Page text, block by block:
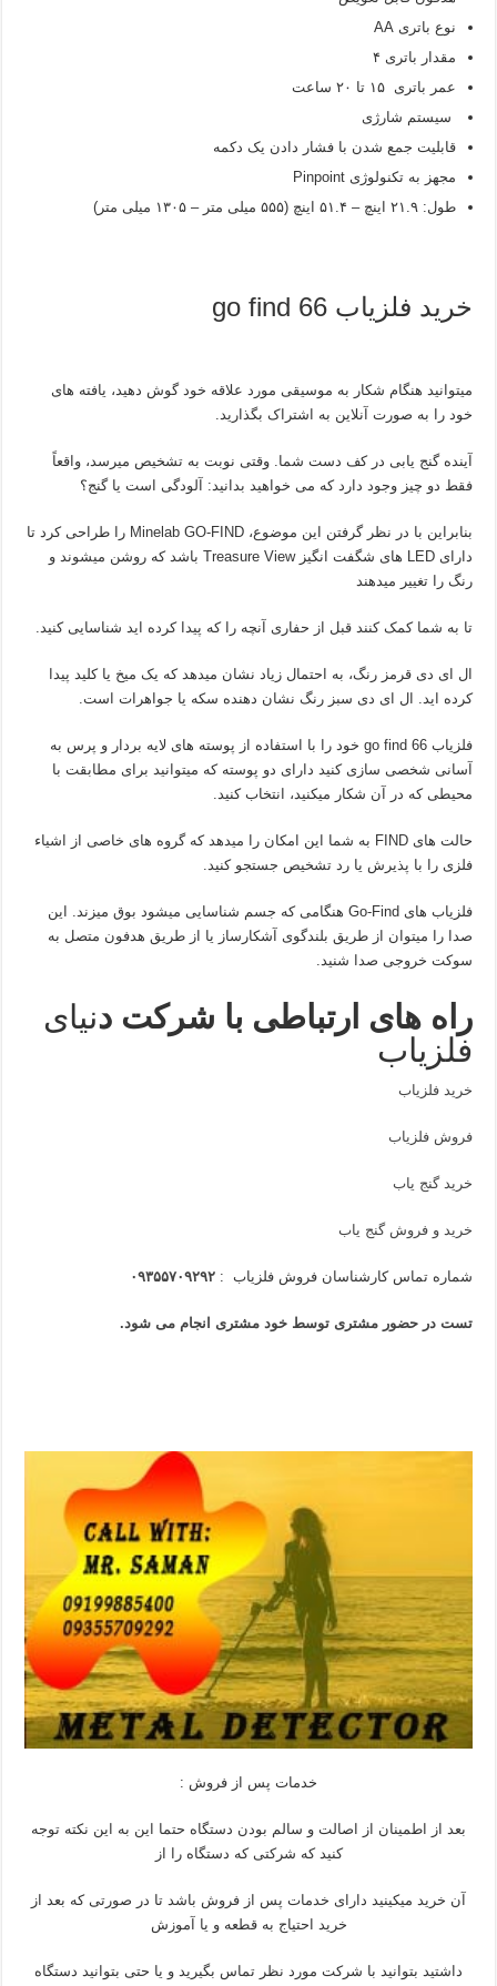
نوع باتری AA
مقدار باتری ۴
عمر باتری ۱۵ تا ۲۰ ساعت
سیستم شارژی
قابلیت جمع شدن با فشار دادن یک دکمه
مجهز به تکنولوژی Pinpoint
طول: ۲۱.۹ اینچ – ۵۱.۴ اینچ (۵۵۵ میلی متر – ۱۳۰۵ میلی متر)
خرید فلزیاب go find 66
میتوانید هنگام شکار به موسیقی مورد علاقه خود گوش دهید، یافته های
خود را به صورت آنلاین به اشتراک بگذارید.
آینده گنج یابی در کف دست شما. وقتی نوبت به تشخیص میرسد، واقعاً
فقط دو چیز وجود دارد که می خواهید بدانید: آلودگی است یا گنج؟
بنابراین با در نظر گرفتن این موضوع، Minelab GO-FIND را طراحی کرد تا
دارای LED های شگفت انگیز Treasure View باشد که روشن میشوند و
رنگ را تغییر میدهند
تا به شما کمک کنند قبل از حفاری آنچه را که پیدا کرده اید شناسایی کنید.
ال ای دی قرمز رنگ، به احتمال زیاد نشان میدهد که یک میخ یا کلید پیدا
کرده اید. ال ای دی سبز رنگ نشان دهنده سکه یا جواهرات است.
فلزیاب go find 66 خود را با استفاده از پوسته های لایه بردار و پرس به
آسانی شخصی سازی کنید دارای دو پوسته که میتوانید برای مطابقت با
محیطی که در آن شکار میکنید، انتخاب کنید.
حالت های FIND به شما این امکان را میدهد که گروه های خاصی از اشیاء
فلزی را با پذیرش یا رد تشخیص جستجو کنید.
فلزیاب های Go-Find هنگامی که جسم شناسایی میشود بوق میزند. این
صدا را میتوان از طریق بلندگوی آشکارساز یا از طریق هدفون متصل به
سوکت خروجی صدا شنید.
راه های ارتباطی با شرکت دنیای
فلزیاب
خرید فلزیاب
فروش فلزیاب
خرید گنج یاب
خرید و فروش گنج یاب
شماره تماس کارشناسان فروش فلزیاب :۰۹۳۵۵۷۰۹۲۹۲
تست در حضور مشتری توسط خود مشتری انجام می شود.
خدمات پس از فروش :
بعد از اطمینان از اصالت و سالم بودن دستگاه حتما این به این نکته توجه
کنید که شرکتی که دستگاه را از
آن خرید میکینید دارای خدمات پس از فروش باشد تا در صورتی که بعد از
خرید احتیاج به قطعه و یا آموزش
داشتید بتوانید با شرکت مورد نظر تماس بگیرید و یا حتی بتوانید دستگاه